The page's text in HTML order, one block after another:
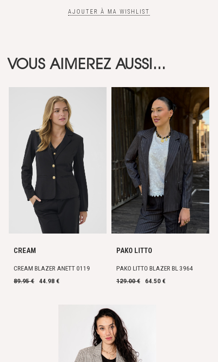
AJOUTER À MA WISHLIST
VOUS AIMEREZ AUSSI...
CREAM
CREAM BLAZER ANETT 0119
89.95 €
44.98 €
PAKO LITTO
PAKO LITTO BLAZER BL 3964
129.00 €
64.50 €